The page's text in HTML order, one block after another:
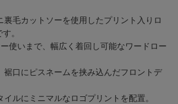
裏毛カットソーを使用したプリント入りロ
。
使いまで、幅広く着回し可能なワードロー
裾口にピスネームを挟み込んだフロントデ
ルにミニマルなロゴプリントを配置。